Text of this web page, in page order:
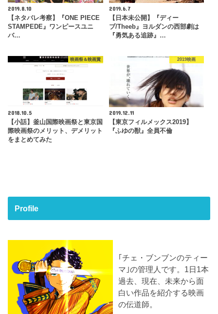
2019.8.10
【ネタバレ考察】『ONE PIECE
STAMPEDE』ワンピースユニ
バ…
2019.6.7
【日本未公開】『ディー
ブ/Theeb』ヨルダンの西部劇は
『勇気ある追跡』…
映画祭＆映画賞
2018.10.5
【小話】釜山国際映画祭と東京国
際映画祭のメリット、デメリット
をまとめてみた
2019映画
2019.12.11
【東京フィルメックス2019】
『ふゆの獣』全員不倫
Profile
｢チェ・ブンブンのティー
マ｣の管理人です。1日1本
過去、現在、未来から面
白い作品を紹介する映画
の伝道師。